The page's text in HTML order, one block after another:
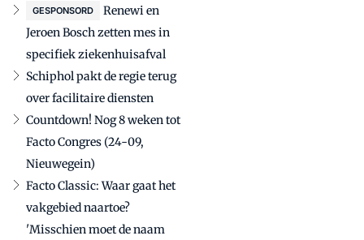
GESPONSORD
Renewi en
Jeroen Bosch zetten mes in
specifiek ziekenhuisafval
Schiphol pakt de regie terug
over facilitaire diensten
Countdown! Nog 8 weken tot
Facto Congres (24-09,
Nieuwegein)
Facto Classic: Waar gaat het
vakgebied naartoe?
'Misschien moet de naam